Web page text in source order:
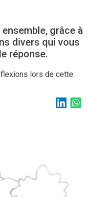
grâce à
divers qui vous
réponse.
lors de cette